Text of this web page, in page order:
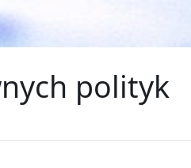
polityk